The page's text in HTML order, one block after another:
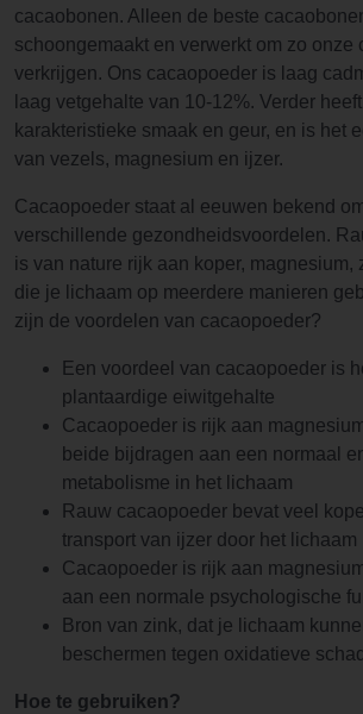
cacaobonen. Alleen de beste
schoongemaakt en verwerkt om zo onze
verkrijgen. Ons cacaopoeder is laag
laag vetgehalte van 10-12%. Verder
karakteristieke smaak en geur, en is het
van vezels, magnesium en ijzer.
Cacaopoeder staat al eeuwen bekend
verschillende gezondheidsvoordelen.
is van nature rijk aan koper, magnesium,
die je lichaam op meerdere manieren
zijn de voordelen van cacaopoeder?
Een voordeel van cacaopoeder is
plantaardige eiwitgehalte
Cacaopoeder is rijk aan
beide bijdragen aan een normaal
metabolisme in het lichaam
Rauw cacaopoeder bevat veel
transport van ijzer door het lichaam
Cacaopoeder is rijk aan
aan een normale psychologische
Bron van zink, dat je lichaam
beschermen tegen oxidatieve
Hoe te gebruiken?